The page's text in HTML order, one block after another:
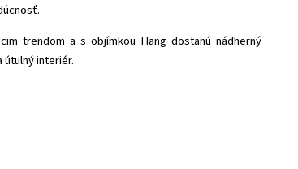
trendom a s objímkou Hang dostanú nádherný
interiér.